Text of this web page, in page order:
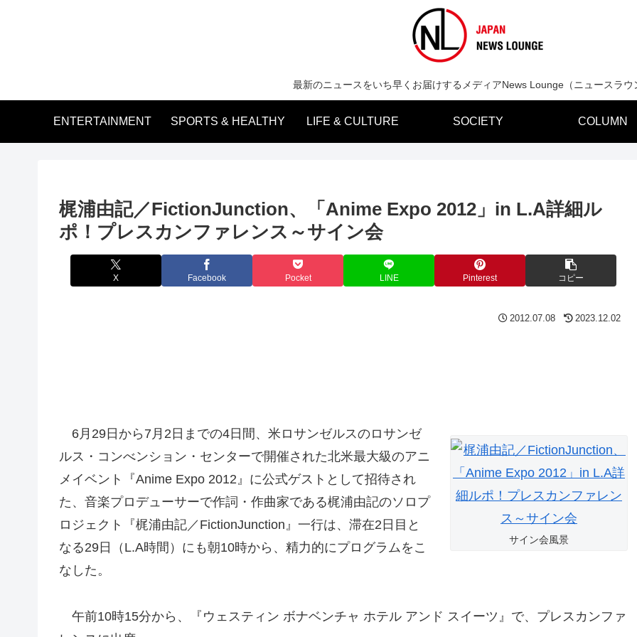
最新のニュースをいち早くお届けするメディアNews Lounge（ニュースラウ
ENTERTAINMENT SPORTS & HEALTHY LIFE & CULTURE SOCIETY COLUMN
梶浦由記／FictionJunction、「Anime Expo 2012」in L.A詳細ル
ポ！プレスカンファレンス～サイン会
X Facebook Pocket LINE Pinterest コピー
2012.07.08 2023.12.02
サイン会風景
6月29日から7月2日までの4日間、米ロサンゼルスのロサンゼ
ルス・コンべンション・センターで開催された北米最大級のアニ
メイベント『Anime Expo 2012』に公式ゲストとして招待され
た、音楽プロデューサーで作詞・作曲家である梶浦由記のソロプ
ロジェクト『梶浦由記／FictionJunction』一行は、滞在2日目と
なる29日（L.A時間）にも朝10時から、精力的にプログラムをこ
なした。
午前10時15分から、『ウェスティン ボナベンチャ ホテル アンド スイーツ』で、プレスカンファ